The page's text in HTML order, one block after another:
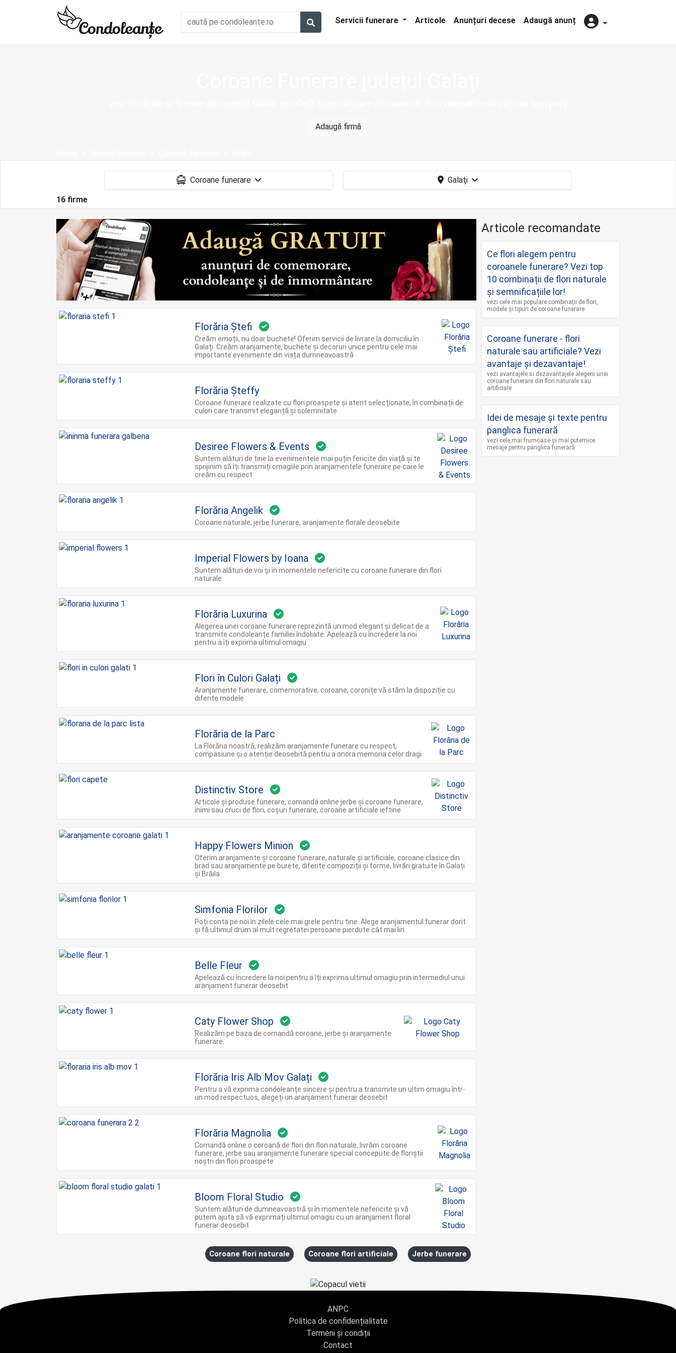
Servicii funerare Articole Anunțuri decese Adaugă anunț
Adaugă firmă
16 firme
Florăria Ștefi
Creăm emoții, nu doar buchete! Oferim servicii de livrare la domiciliu în
Galați. Creăm aranjamente, buchete și decoruri unice pentru cele mai
importante evenimente din viața dumneavoastră
Florăria Șteffy
Coroane funerare realizate cu flori proaspete și atent selecționate, în combinații de
culori care transmit eleganță și solemnitate
Desiree Flowers & Events
Suntem alături de tine la evenimentele mai puțin fericite din viață și te
sprijinim să îți transmiți omagiile prin aranjamentele funerare pe care le
creăm cu respect
Florăria Angelik
Coroane naturale, jerbe funerare, aranjamente florale deosebite
Imperial Flowers by Ioana
Suntem alături de voi și în momentele nefericite cu coroane funerare din flori
naturale
Florăria Luxurina
Alegerea unei coroane funerare reprezintă un mod elegant și delicat de a
transmite condoleanțe familiei îndoliate. Apelează cu încredere la noi
pentru a îți exprima ultimul omagiu
Flori în Culori Galați
Aranjamente funerare, comemorative, coroane, coronițe vă stăm la dispoziție cu
diferite modele
Florăria de la Parc
La Florăria noastră, realizăm aranjamente funerare cu respect,
compasiune și o atenție deosebită pentru a onora memoria celor dragi.
Distinctiv Store
Articole și produse funerare, comanda online jerbe și coroane funerare,
inimi sau cruci de flori, coșuri funerare, coroane artificiale ieftine
Happy Flowers Minion
Oferim aranjamente și coroane funerare, naturale și artificiale, coroane clasice din
brad sau aranjamente pe burete, diferite compoziții și forme, livrări gratuite în Galați
și Brăila
Simfonia Florilor
Poți conta pe noi în zilele cele mai grele pentru tine. Alege aranjamentul funerar dorit
și fă ultimul drum al mult regretatei persoane pierdute cât mai lin.
Belle Fleur
Apelează cu încredere la noi pentru a îți exprima ultimul omagiu prin intermediul unui
aranjament funerar deosebit
Caty Flower Shop
Realizăm pe baza de comandă coroane, jerbe și aranjamente
funerare.
Florăria Iris Alb Mov Galați
Pentru a vă exprima condoleanțe sincere și pentru a transmite un ultim omagiu într-
un mod respectuos, alegeți un aranjament funerar deosebit
Florăria Magnolia
Comandă online o coroană de flori din flori naturale, livrăm coroane
funerare, jerbe sau aranjamente funerare special concepute de floriștii
noștri din flori proaspete
Bloom Floral Studio
Suntem alături de dumneavoastră și în momentele nefericite și vă
putem ajuta să vă exprimați ultimul omagiu cu un aranjament floral
funerar deosebit
Articole recomandate
Ce flori alegem pentru
coroanele funerare? Vezi top
10 combinații de flori naturale
și semnificațiile lor!
vezi cele mai populare combinații de flori,
modele și tipuri de coroane funerare
Coroane funerare - flori
naturale sau artificiale? Vezi
avantaje și dezavantaje!
vezi avantajele si dezavantajele alegerii unei
coroane funerare din flori naturale sau
artificiale
Idei de mesaje și texte pentru
panglica funerară
vezi cele mai frumoase și mai puternice
mesaje pentru panglica funerară
Coroane flori naturale Coroane flori artificiale Jerbe funerare
ANPC
Politica de confidențialitate
Termeni și condiții
Contact